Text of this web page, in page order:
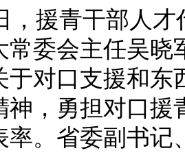
援青干部人才
常委会主任吴
于对口支援和
神，勇担对口
率。省委副书记